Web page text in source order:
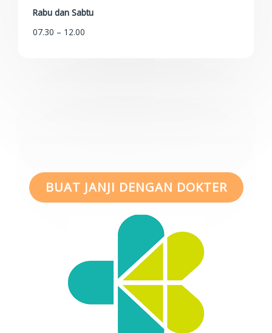
Rabu dan Sabtu
07.30 – 12.00
BUAT JANJI DENGAN DOKTER